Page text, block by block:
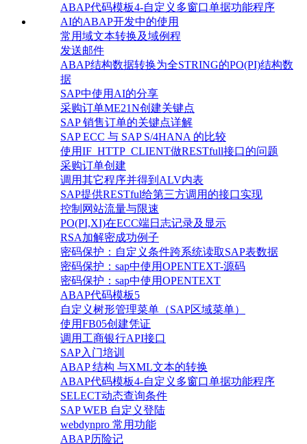
ABAP代码模板4-自定义多窗口单据功能程序
AI的ABAP开发中的使用
常用域文本转换及域例程
发送邮件
ABAP结构数据转换为全STRING的PO(PI)结构数
据
SAP中使用AI的分享
采购订单ME21N创建关键点
SAP 销售订单的关键点详解
SAP ECC 与 SAP S/4HANA 的比较
使用IF_HTTP_CLIENT做RESTfull接口的问题
采购订单创建
调用其它程序并得到ALV内表
SAP提供RESTful给第三方调用的接口实现
控制网站流量与限速
PO(PI,XI)在ECC端日志记录及显示
RSA加解密成功例子
密码保护：自定义条件跨系统读取SAP表数据
密码保护：sap中使用OPENTEXT-源码
密码保护：sap中使用OPENTEXT
ABAP代码模板5
自定义树形管理菜单（SAP区域菜单）
使用FB05创建凭证
调用工商银行API接口
SAP入门培训
ABAP 结构 与XML文本的转换
ABAP代码模板4-自定义多窗口单据功能程序
SELECT动态查询条件
SAP WEB 自定义登陆
webdynpro 常用功能
ABAP历险记